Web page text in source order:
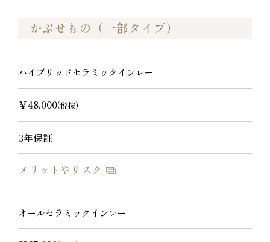
かぶせもの（一部タイプ）
ハイブリッドセラミックインレー
￥48,000(税抜)
3年保証
メリットやリスク
オールセラミックインレー